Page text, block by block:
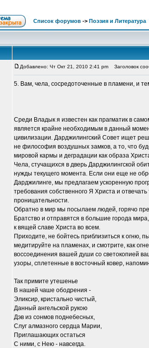
Список форумов -> Поэзия и Литература
Добавлено: Чт Окт 21, 2010 2:41 pm Заголовок
5. Вам, чела, сосредоточенные в пламени, и
Среди Владык я известен как прагматик в
является крайне необходимым в данный
цивилизации. Дарджилингский Совет ищет
не философия воздушных замков, а то, что
мировой кармы и деградации как образа
Чела, стучащихся в дверь Дарджилингской
нужды текущего момента. Если они еще не
Дарджилинге, мы предлагаем ускоренную
требования собственного Я Христа и
проницательности.
Обратно в мир мы посылаем людей, горячо
Братство и отправятся в большие города
к вящей славе Христа во всем.
Приходите, не бойтесь приблизиться к огню,
медитируйте на пламенах, и смотрите, как
воссоединения вашей души со светокопией
узоры, сплетенные в восточный ковер,
Так примите утешенье
В нашей чаше ободрения -
Эликсир, кристально чистый,
Данный ангельской рукою
Дэв из сонмов поднебесных,
Слуг алмазного сердца Марии,
Приглашающих остаться
С ними, с Нею - навсегда.